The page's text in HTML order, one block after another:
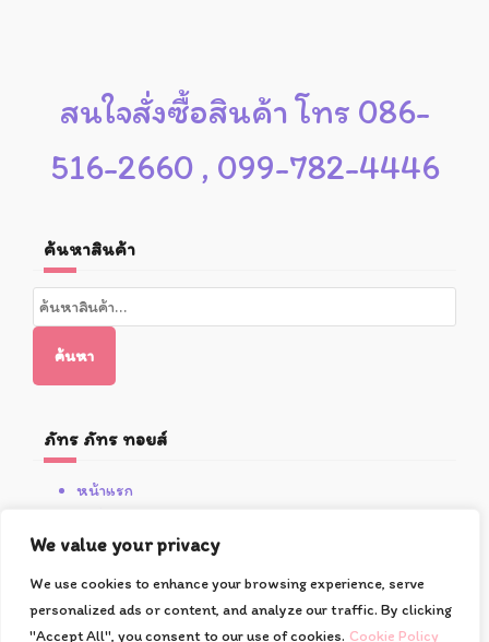
We value your privacy
We use cookies to enhance your browsing experience, serve
personalized ads or content, and analyze our traffic. By clicking
"Accept All", you consent to our use of cookies. Cookie Policy
สนใจสั่งซื้อสินค้า โทร 086-
516-2660 , 099-782-4446
ค้นหาสินค้า
ค้นหา:
ค้นหา
ภัทร ภัทร ทอยส์
หน้าแรก
โปรโมชั่น
วิธีการสั่งซื้อและชำระเงิน
ติดต่อเรา